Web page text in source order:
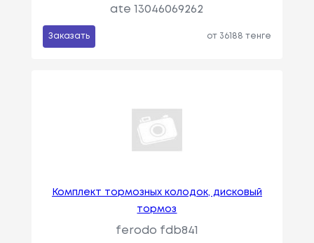
ate 13046069262
Заказать от 36188 тенге
Комплект тормозных колодок, дисковый
тормоз
ferodo fdb841